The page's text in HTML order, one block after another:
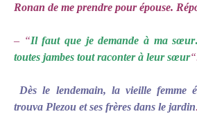
Ronan de me prendre pour épouse.
– “Il faut que je demande à ma
toutes jambes tout raconter à leur sœur
Dès le lendemain, la vieille femme
trouva Plezou et ses frères dans le jardin.